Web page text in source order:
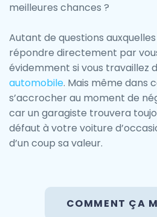
meilleures chances ?
Autant de questions
répondre directement par
évidemment si vous travaillez
automobile. Mais même dans
s’accrocher au moment de
car un garagiste trouvera
défaut à votre voiture
d’un coup sa valeur.
COMMENT ÇA